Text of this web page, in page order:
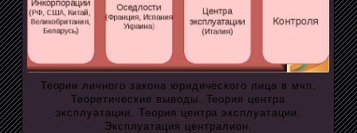
Теории личного закона юридического лица в мчп.
Теоретические выводы. Теория центра
эксплуатации. Теория центра эксплуатации.
Эксплуатация централион.